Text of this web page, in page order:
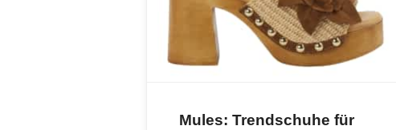
Mules: Trendschuhe für